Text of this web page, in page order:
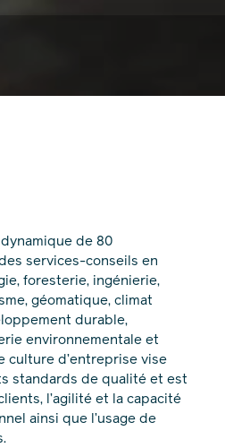
de 80
services-conseils en
foresterie, ingénierie,
géomatique, climat
durable,
environnementale et
culture d’entreprise vise
standards de qualité et est
l’agilité et la capacité
ainsi que l’usage de